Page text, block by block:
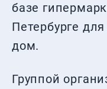
базе
Петербурге
дом.
Группой